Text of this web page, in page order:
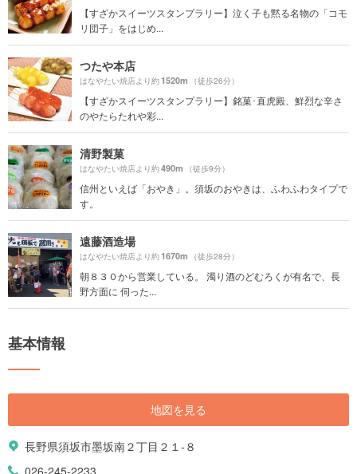
【すざかスイーツスタンプラリー】泣く子も黙る名物の「コモ
リ団子」をはじめ...
つたや本店
はなやたい焼店より約1520m （徒歩26分）
【すざかスイーツスタンプラリー】銘菓･直虎殿、鮮烈な辛さ
のやたらたれや彩...
清野製菓
はなやたい焼店より約490m （徒歩9分）
信州といえば「おやき」。須坂のおやきは、ふわふわタイプで
す。
遠藤酒造場
はなやたい焼店より約1670m （徒歩28分）
朝８３０から営業している。 濁り酒のどむろくが有名で、長
野方面に 伺った...
基本情報
地図を見る
長野県須坂市墨坂南２丁目２１-８